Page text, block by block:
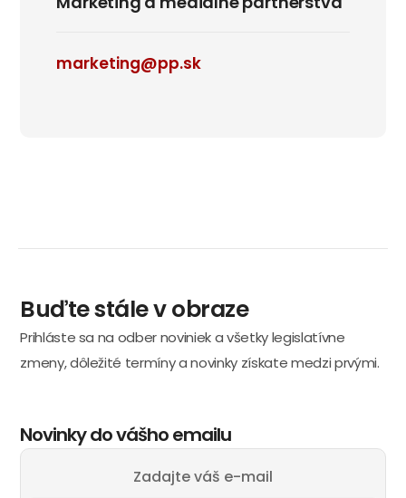
marketing@pp.sk
Buďte stále v obraze
Prihláste sa na odber noviniek a všetky legislatívne
zmeny, dôležité termíny a novinky získate medzi prvými.
Novinky do vášho emailu